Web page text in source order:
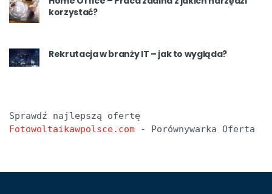
korzystać?
Rekrutacja w branży IT – jak to wygląda?
Fotowoltaikawpolsce.com - Porównywarka Oferta